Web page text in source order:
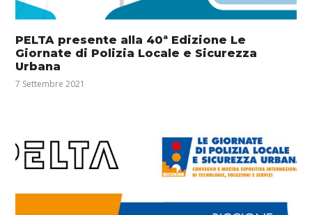
PELTA presente alla 40ª Edizione Le
Giornate di Polizia Locale e Sicurezza
Urbana
7 Settembre 2021